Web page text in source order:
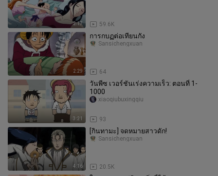
2:17 59.6K
2:29
การกบฏต่อเทียนกัง
64
Sansichengxuan
3:21
วันพีซ เวอร์ชันเร่งความเร็ว: ตอนที่ 1-
1000
93
xiaoqiubuxingqiu
4:16
[กินทามะ] จดหมายสาวดัก!
20.5K
Sansichengxuan